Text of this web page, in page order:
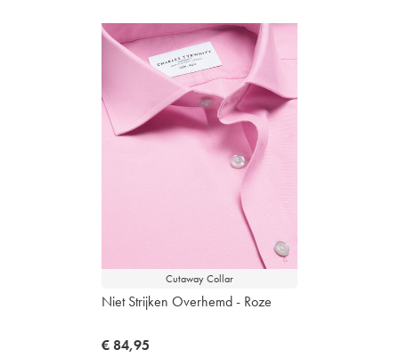
Cutaway Collar
Niet Strijken Overhemd - Roze
now
€ 84,95